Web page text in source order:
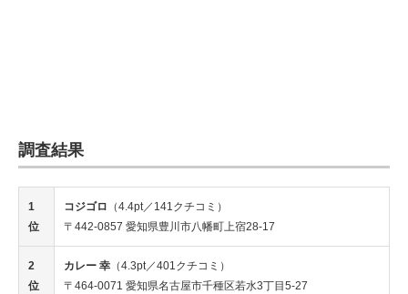
調査結果
1
位
コジゴロ （4.4pt／141クチコミ）
〒442-0857 愛知県豊川市八幡町上宿28-17
2
位
カレー 幸 （4.3pt／401クチコミ）
〒464-0071 愛知県名古屋市千種区若水3丁目5-27